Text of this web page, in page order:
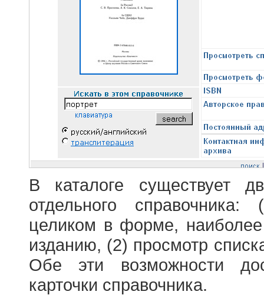
В каталоге существует
отдельного
целиком в форме,
изданию, (2) просмотр
Обе эти возможности
карточки справочника.